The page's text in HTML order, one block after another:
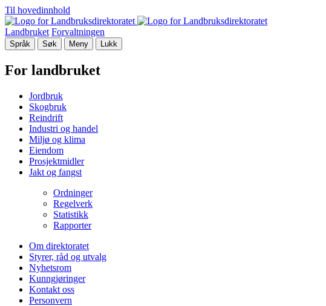
Til hovedinnhold
Landbruket Forvaltningen
Språk Søk Meny Lukk
For landbruket
Jordbruk
Skogbruk
Reindrift
Industri og handel
Miljø og klima
Eiendom
Prosjektmidler
Jakt og fangst
Ordninger
Regelverk
Statistikk
Rapporter
Om direktoratet
Styrer, råd og utvalg
Nyhetsrom
Kunngjøringer
Kontakt oss
Personvern